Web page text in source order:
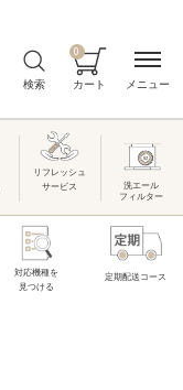
検索 カート
0
リフレッシュ
サービス
洗エール
フィルター
対応機種を
見つける
定期配送コース
メニュー